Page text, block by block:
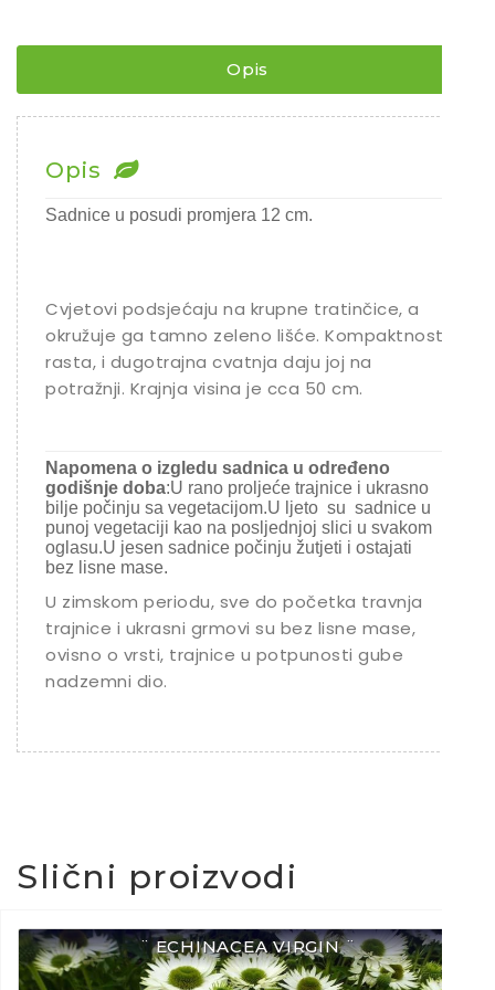
Ostalo sjeme
¨
Opis
Opis
Sadnice u posudi promjera 12 cm.
Cvjetovi podsjećaju na krupne tratinčice, a
okružuje ga tamno zeleno lišće. Kompaktnost
rasta, i dugotrajna cvatnja daju joj na
potražnji. Krajnja visina je cca 50 cm.
Napomena o izgledu sadnica u određeno
godišnje doba:U rano proljeće trajnice i ukrasno
bilje počinju sa vegetacijom.U ljeto su sadnice u
punoj vegetaciji kao na posljednjoj slici u svakom
oglasu.U jesen sadnice počinju žutjeti i ostajati
bez lisne mase.
U zimskom periodu, sve do početka travnja
trajnice i ukrasni grmovi su bez lisne mase,
ovisno o vrsti, trajnice u potpunosti gube
nadzemni dio.
Slični proizvodi
¨ ECHINACEA VIRGIN ¨